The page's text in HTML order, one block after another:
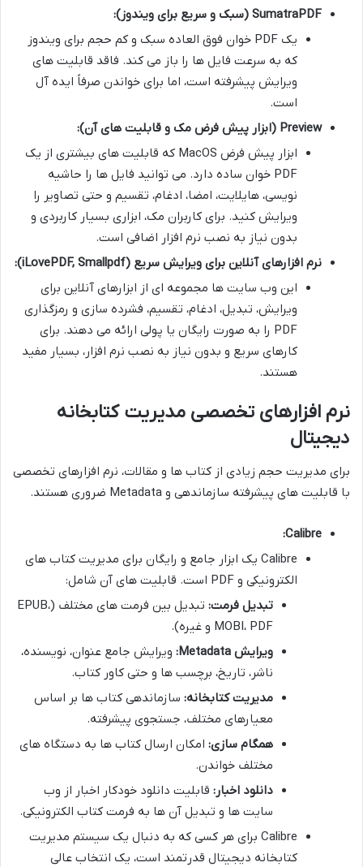
SumatraPDF (سبک و سریع برای ویندوز):
یک PDF خوان فوق العاده سبک و کم حجم برای ویندوز
که به سرعت فایل ها را باز می کند. فاقد قابلیت های
ویرایش پیشرفته است، اما برای خواندن صرفاً ایده آل
است.
Preview (ابزار پیش فرض مک و قابلیت های آن):
ابزار پیش فرض MacOS که قابلیت های بیشتری از یک
PDF خوان ساده دارد. می توانید فایل ها را حاشیه
نویسی، هایلایت، امضا، ادغام، تقسیم و حتی تصاویر را
ویرایش کنید. برای کاربران مک، ابزاری بسیار کاربردی و
بدون نیاز به نصب نرم افزار اضافی است.
نرم افزارهای آنلاین برای ویرایش سریع (iLovePDF, Smallpdf):
این وب سایت ها مجموعه ای از ابزارهای آنلاین برای
ویرایش، تبدیل، ادغام، تقسیم، فشرده سازی و رمزگذاری
PDF را به صورت رایگان یا پولی ارائه می دهند. برای
کارهای سریع و بدون نیاز به نصب نرم افزار، بسیار مفید
هستند.
نرم افزارهای تخصصی مدیریت کتابخانه
دیجیتال
برای مدیریت حجم زیادی از کتاب ها و مقالات، نرم افزارهای تخصصی
با قابلیت های پیشرفته سازماندهی و Metadata ضروری هستند.
Calibre:
Calibre یک ابزار جامع و رایگان برای مدیریت کتاب های
الکترونیکی و PDF است. قابلیت های آن شامل:
تبدیل فرمت:
تبدیل بین فرمت های مختلف (EPUB،
MOBI، PDF و غیره).
ویرایش Metadata:
ویرایش جامع عنوان، نویسنده،
ناشر، تاریخ، برچسب ها و حتی کاور کتاب.
مدیریت کتابخانه: سازماندهی کتاب ها بر اساس
معیارهای مختلف، جستجوی پیشرفته.
همگام سازی: امکان ارسال کتاب ها به دستگاه های
مختلف خواندن.
دانلود اخبار: قابلیت دانلود خودکار اخبار از وب
سایت ها و تبدیل آن ها به فرمت کتاب الکترونیکی.
Calibre برای هر کسی که به دنبال یک سیستم مدیریت
کتابخانه دیجیتال قدرتمند است، یک انتخاب عالی